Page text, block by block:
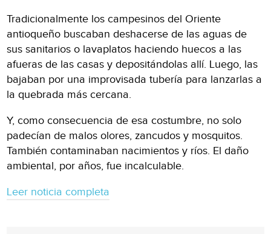
Tradicionalmente los campesinos del Oriente
antioqueño buscaban deshacerse de las aguas de
sus sanitarios o lavaplatos haciendo huecos a las
afueras de las casas y depositándolas allí. Luego, las
bajaban por una improvisada tubería para lanzarlas a
la quebrada más cercana.
Y, como consecuencia de esa costumbre, no solo
padecían de malos olores, zancudos y mosquitos.
También contaminaban nacimientos y ríos. El daño
ambiental, por años, fue incalculable.
Leer noticia completa